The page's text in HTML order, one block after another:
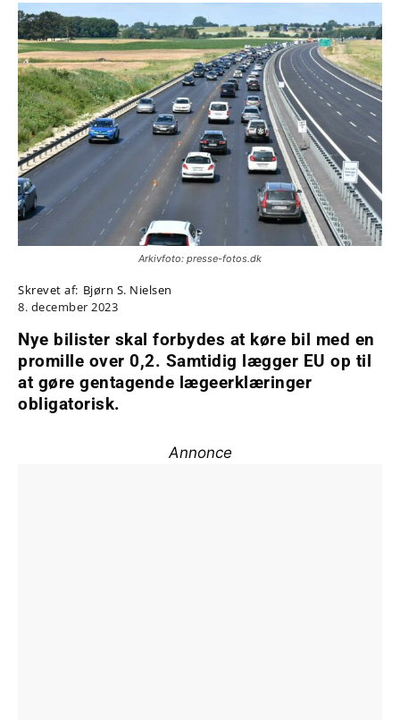
Arkivfoto: presse-fotos.dk
Skrevet af: Bjørn S. Nielsen
8. december 2023
Nye bilister skal forbydes at køre bil med en
promille over 0,2. Samtidig lægger EU op til
at gøre gentagende lægeerklæringer
obligatorisk.
Annonce